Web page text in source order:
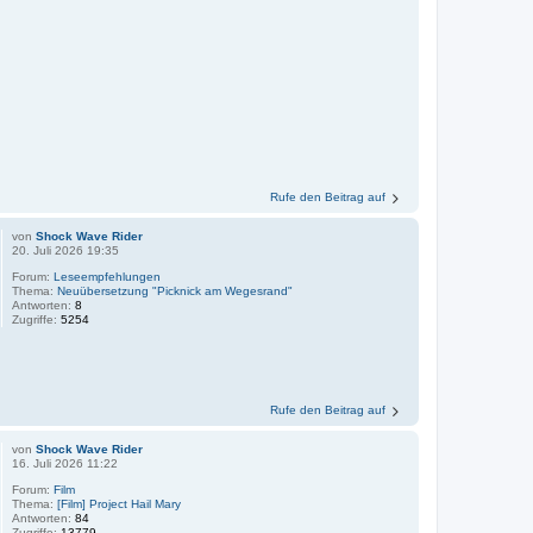
Rufe den Beitrag auf
vonShock Wave Rider
20. Juli 2026 19:35
Forum:Leseempfehlungen
Thema:Neuübersetzung "Picknick am Wegesrand"
Antworten:8
Zugriffe:5254
Rufe den Beitrag auf
vonShock Wave Rider
16. Juli 2026 11:22
Forum: Film
Thema: [Film] Project Hail Mary
Antworten:84